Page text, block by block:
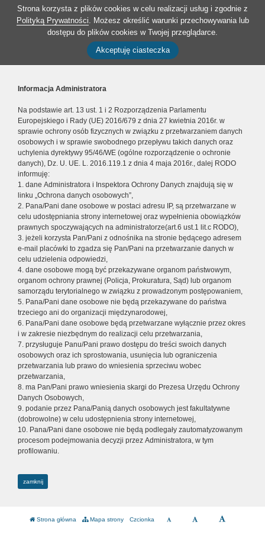
Strona korzysta z plików cookies w celu realizacji usług i zgodnie z
Polityką Prywatności. Możesz określić warunki przechowywania lub
dostępu do plików cookies w Twojej przeglądarce.
Akceptuję ciasteczka
Informacja Administratora
Na podstawie art. 13 ust. 1 i 2 Rozporządzenia Parlamentu
Europejskiego i Rady (UE) 2016/679 z dnia 27 kwietnia 2016r. w
sprawie ochrony osób fizycznych w związku z przetwarzaniem danych
osobowych i w sprawie swobodnego przepływu takich danych oraz
uchylenia dyrektywy 95/46/WE (ogólne rozporządzenie o ochronie
danych), Dz. U. UE. L. 2016.119.1 z dnia 4 maja 2016r., dalej RODO
informuję:
1. dane Administratora i Inspektora Ochrony Danych znajdują się w
linku „Ochrona danych osobowych”,
2. Pana/Pani dane osobowe w postaci adresu IP, są przetwarzane w
celu udostępniania strony internetowej oraz wypełnienia obowiązków
prawnych spoczywających na administratorze(art.6 ust.1 lit.c RODO),
3. jeżeli korzysta Pan/Pani z odnośnika na stronie będącego adresem
e-mail placówki to zgadza się Pan/Pani na przetwarzanie danych w
celu udzielenia odpowiedzi,
4. dane osobowe mogą być przekazywane organom państwowym,
organom ochrony prawnej (Policja, Prokuratura, Sąd) lub organom
samorządu terytorialnego w związku z prowadzonym postępowaniem,
5. Pana/Pani dane osobowe nie będą przekazywane do państwa
trzeciego ani do organizacji międzynarodowej,
6. Pana/Pani dane osobowe będą przetwarzane wyłącznie przez okres
i w zakresie niezbędnym do realizacji celu przetwarzania,
7. przysługuje Panu/Pani prawo dostępu do treści swoich danych
osobowych oraz ich sprostowania, usunięcia lub ograniczenia
przetwarzania lub prawo do wniesienia sprzeciwu wobec
przetwarzania,
8. ma Pan/Pani prawo wniesienia skargi do Prezesa Urzędu Ochrony
Danych Osobowych,
9. podanie przez Pana/Panią danych osobowych jest fakultatywne
(dobrowolne) w celu udostępnienia strony internetowej,
10. Pana/Pani dane osobowe nie będą podlegały zautomatyzowanym
procesom podejmowania decyzji przez Administratora, w tym
profilowaniu.
zamknij
Strona główna Mapa strony Czcionka